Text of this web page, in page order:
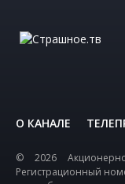
О КАНАЛЕ
© 2026
Регистрационный